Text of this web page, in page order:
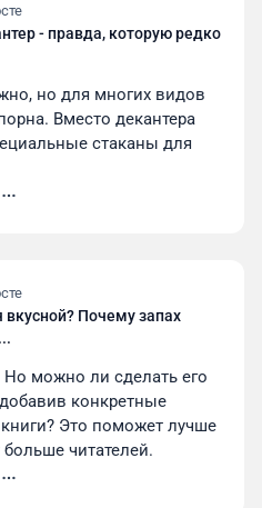
- правда, которую редко
но для многих видов
Вместо декантера
стаканы для
Почему запах
Но можно ли сделать его
конкретные
Это поможет лучше
читателей.